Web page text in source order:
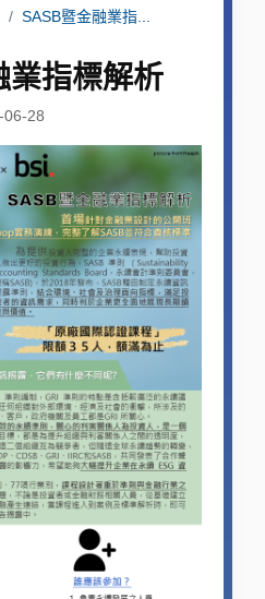
SASB暨金融業指...
業指標解析
06-28